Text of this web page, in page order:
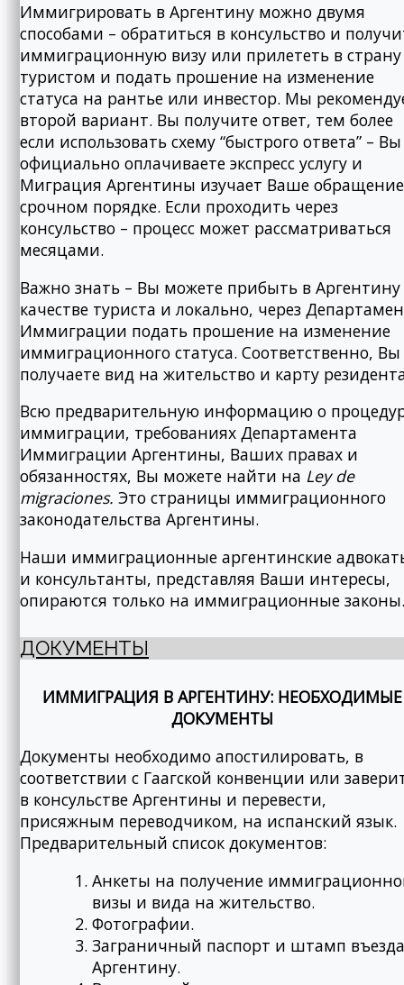
Иммигрировать в Аргентину можно двумя
способами – обратиться в консульство и
иммиграционную визу или прилететь в страну
туристом и подать прошение на изменение
статуса на рантье или инвестор. Мы
второй вариант. Вы получите ответ, тем более
если использовать схему “быстрого ответа” – Вы
официально оплачиваете экспресс услугу и
Миграция Аргентины изучает Ваше обращение
срочном порядке. Если проходить через
консульство – процесс может рассматриваться
месяцами.
Важно знать – Вы можете прибыть в Аргентину
качестве туриста и локально, через
Иммиграции подать прошение на изменение
иммиграционного статуса. Соответственно, Вы
получаете вид на жительство и карту
Всю предварительную информацию о
иммиграции, требованиях Департамента
Иммиграции Аргентины, Ваших правах и
обязанностях, Вы можете найти на Ley de
migraciones. Это страницы иммиграционного
законодательства Аргентины.
Наши иммиграционные аргентинские
и консультанты, представляя Ваши интересы,
опираются только на иммиграционные законы.
ДОКУМЕНТЫ
ИММИГРАЦИЯ В АРГЕНТИНУ: НЕОБХОДИМЫЕ
ДОКУМЕНТЫ
Документы необходимо апостилировать, в
соответствии с Гаагской конвенции или
в консульстве Аргентины и перевести,
присяжным переводчиком, на испанский язык.
Предварительный список документов:
Анкеты на получение
визы и вида на жительство.
Фотографии.
Заграничный паспорт и штамп
Аргентину.